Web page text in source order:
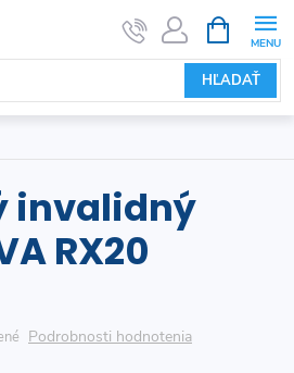
HĽADAŤ
KOŠÍK
invalidný
RX20
Podrobnosti hodnotenia